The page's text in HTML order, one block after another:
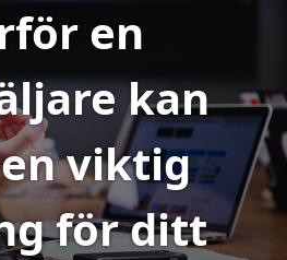
en
kan
viktig
för ditt